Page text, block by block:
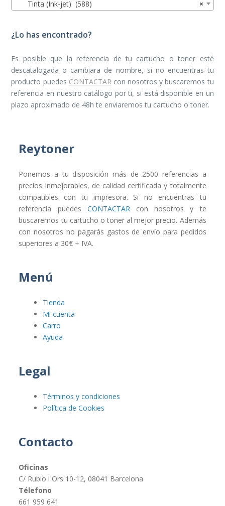
×
Tinta (Ink-jet) (588)
¿Lo has encontrado?
Es posible que la referencia de tu cartucho o toner esté
descatalogada o cambiara de nombre, si no encuentras tu
producto puedes CONTACTAR con nosotros y buscaremos tu
referencia en nuestro catálogo por ti, si está disponible en un
plazo aproximado de 48h te enviaremos tu cartucho o toner.
Reytoner
Ponemos a tu disposición más de 2500 referencias a
precios inmejorables, de calidad certificada y totalmente
compatibles con tu impresora. Si no encuentras tu
referencia puedes CONTACTAR con nosotros y te
buscaremos tu cartucho o toner al mejor precio. Además
con nosotros no pagarás gastos de envío para pedidos
superiores a 30€ + IVA.
Menú
Tienda
Mi cuenta
Carro
Ayuda
Legal
Términos y condiciones
Política de Cookies
Contacto
Oficinas
C/ Rubio i Ors 10-12, 08041 Barcelona
Télefono
661 959 641